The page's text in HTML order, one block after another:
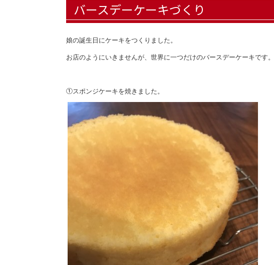
バースデーケーキづくり
娘の誕生日にケーキをつくりました。
お店のようにいきませんが、世界に一つだけのバースデーケーキです。
①スポンジケーキを焼きました。